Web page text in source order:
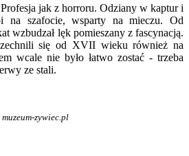
jak z horroru. Odziany w kaptur i
na szafocie, wsparty na mieczu. Od
wzbudzał lęk pomieszany z fascynacją.
się od XVII wieku również na
wcale nie było łatwo zostać - trzeba
ze stali.
muzeum-zywiec.pl